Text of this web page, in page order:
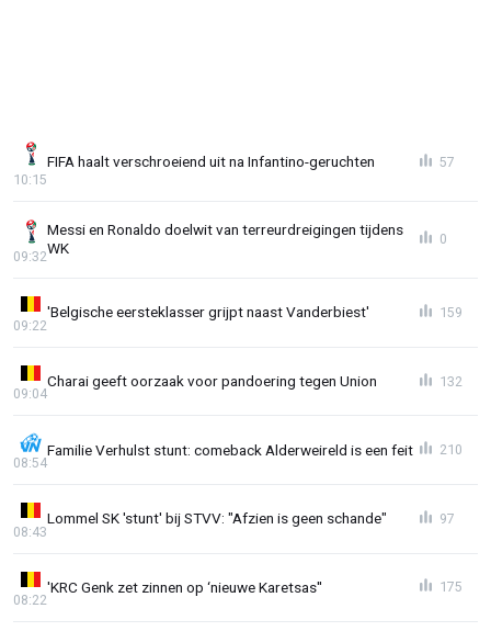
FIFA haalt verschroeiend uit na Infantino-geruchten
10:15
57
Messi en Ronaldo doelwit van terreurdreigingen tijdens
WK
09:32
0
'Belgische eersteklasser grijpt naast Vanderbiest'
09:22
159
Charai geeft oorzaak voor pandoering tegen Union
09:04
132
Familie Verhulst stunt: comeback Alderweireld is een feit
08:54
210
Lommel SK 'stunt' bij STVV: "Afzien is geen schande"
08:43
97
'KRC Genk zet zinnen op ‘nieuwe Karetsas''
08:22
175